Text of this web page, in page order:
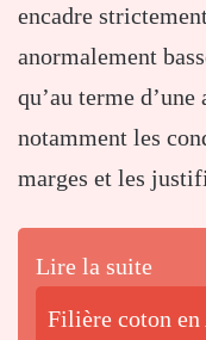
encadre
anormalement
qu’au terme
notamment les
marges et les
Lire la suite
Filière coton